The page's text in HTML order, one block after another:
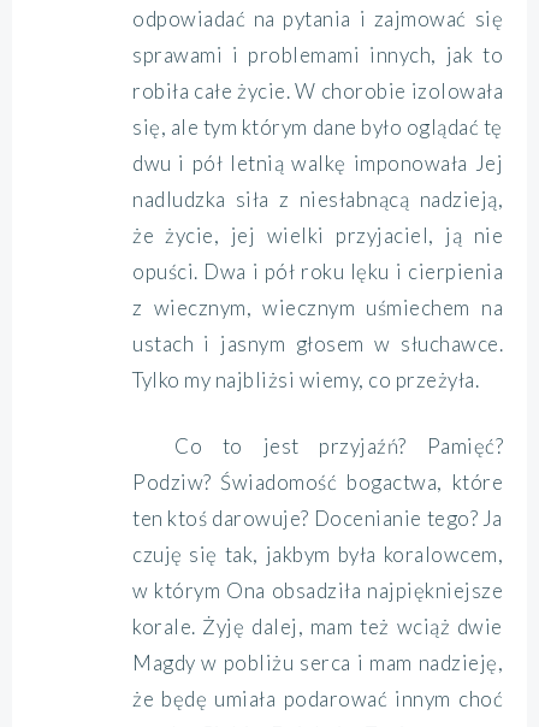
odpowiadać na pytania i zajmować się
sprawami i problemami innych, jak to
robiła całe życie. W chorobie izolowała
się, ale tym którym dane było oglądać tę
dwu i pół letnią walkę imponowała Jej
nadludzka siła z niesłabnącą nadzieją,
że życie, jej wielki przyjaciel, ją nie
opuści. Dwa i pół roku lęku i cierpienia
z wiecznym, wiecznym uśmiechem na
ustach i jasnym głosem w słuchawce.
Tylko my najbliżsi wiemy, co przeżyła.
Co to jest przyjaźń? Pamięć?
Podziw? Świadomość bogactwa, które
ten ktoś darowuje? Docenianie tego? Ja
czuję się tak, jakbym była koralowcem,
w którym Ona obsadziła najpiękniejsze
korale. Żyję dalej, mam też wciąż dwie
Magdy w pobliżu serca i mam nadzieję,
że będę umiała podarować innym choć